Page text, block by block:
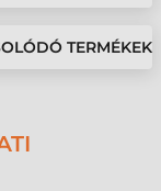
TERMÉKEK